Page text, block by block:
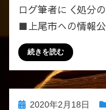
ログ筆者に＜処分
■上尾市への情報
続きを読む
投 2020年2月18日